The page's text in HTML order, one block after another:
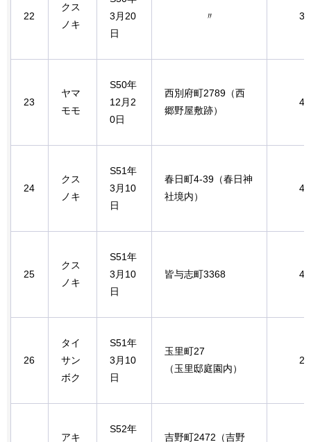
22
クス
ノキ
3月20
日
〃
23
ヤマ
モモ
S50年
12月2
0日
西別府町2789（西
郷野屋敷跡）
24
クス
ノキ
S51年
3月10
日
春日町4-39（春日神
社境内）
25
クス
ノキ
S51年
3月10
日
皆与志町3368
26
タイ
サン
ボク
S51年
3月10
日
玉里町27
（玉里邸庭園内）
アキ
S52年
吉野町2472（吉野